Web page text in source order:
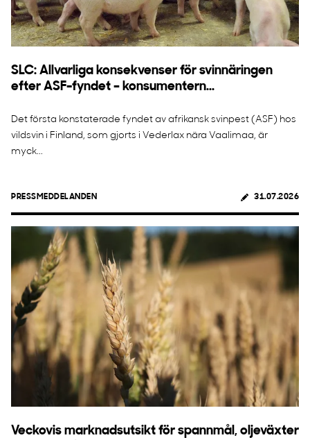
SLC: Allvarliga konsekvenser för svinnäringen
efter ASF-fyndet – konsumentern...
Det första konstaterade fyndet av afrikansk svinpest (ASF) hos
vildsvin i Finland, som gjorts i Vederlax nära Vaalimaa, är
myck...
PRESSMEDDELANDEN 31.07.2026
Veckovis marknadsutsikt för spannmål, oljeväxter